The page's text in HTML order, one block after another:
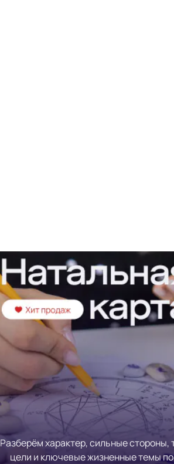
Разберём характер, сильные стороны,
цели и ключевые жизненные темы